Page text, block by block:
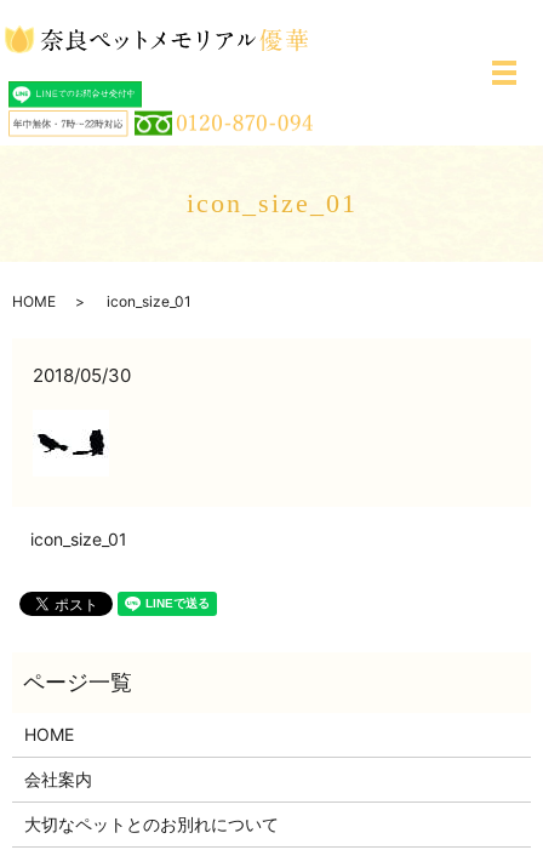
メ
icon_size_01
HOME icon_size_01
2018/05/30
icon_size_01
HOME
会社案内
大切なペットとのお別れについて